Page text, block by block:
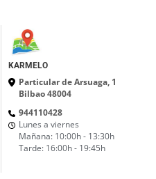
KARMELO
Particular de Arsuaga, 1
Bilbao 48004
944110428
Lunes a viernes
Mañana: 10:00h - 13:30h
Tarde: 16:00h - 19:45h